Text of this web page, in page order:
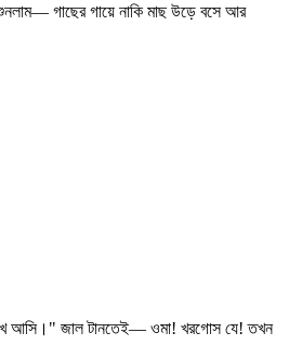
গাছের গায়ে নাকি মাছ উড়ে বসে আর
আসি।" জাল টানতেই— ওমা! খরগোস যে! তখন